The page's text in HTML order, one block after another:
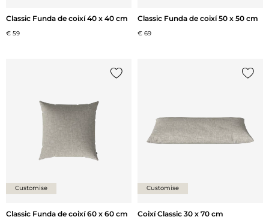
Classic Funda de coixí 40 x 40 cm
€ 59
Classic Funda de coixí 50 x 50 cm
€ 69
Customise
Classic Funda de coixí 60 x 60 cm
Customise
Coixí Classic 30 x 70 cm